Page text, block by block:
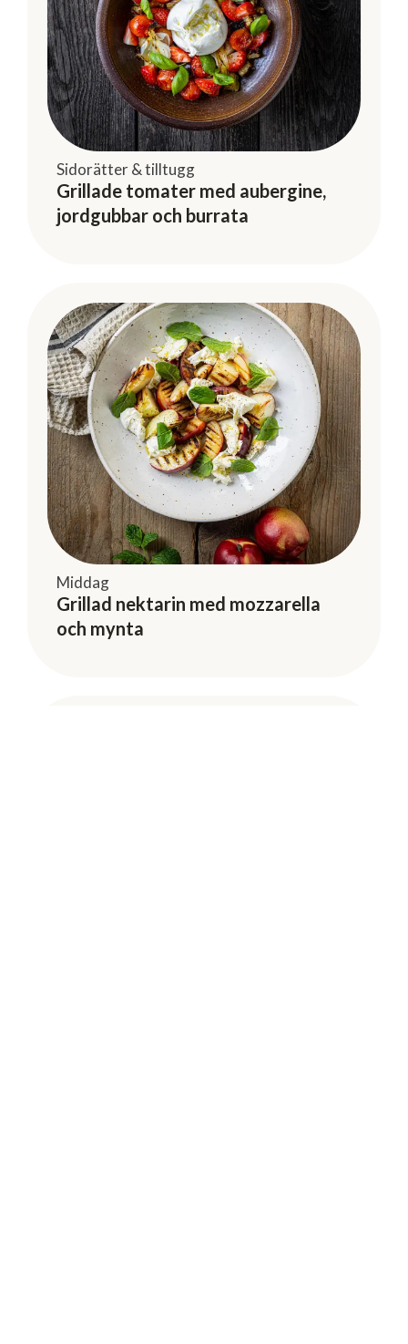
Sidorätter & tilltugg
Grillade tomater med aubergine,
jordgubbar och burrata
Middag
Grillad nektarin med mozzarella
och mynta